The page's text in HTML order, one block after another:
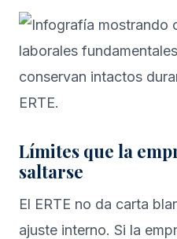
Límites que la
saltarse
El ERTE no da carta
ajuste interno. Si la